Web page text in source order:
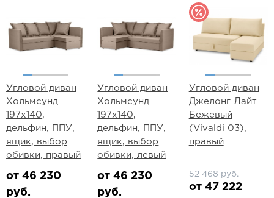
Угловой диван
Хольмсунд
197х140,
дельфин, ППУ,
ящик, выбор
обивки, правый
от 46 230
руб.
Угловой диван
Хольмсунд
197х140,
дельфин, ППУ,
ящик, выбор
обивки, левый
от 46 230
руб.
Угловой диван
Джелонг Лайт
Бежевый
(Vivaldi 03),
правый
52 468 руб.
от 47 222